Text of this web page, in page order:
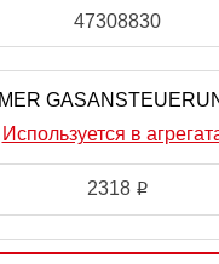
47308830
Используется в
2318 i